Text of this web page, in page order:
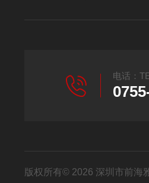
电话：
版权所有© 2026 深圳市前